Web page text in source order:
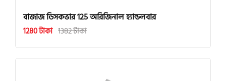
বাজাজ ডিসকভার 125 অরিজিনাল হ্যান্ডলবার
1280 টাকা 1382 টাকা